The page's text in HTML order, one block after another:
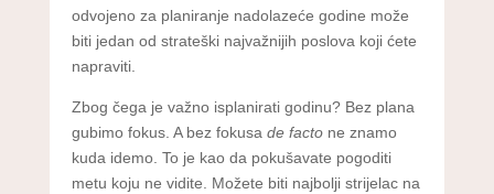
odvojeno za planiranje nadolazeće godine može
biti jedan od strateški najvažnijih poslova koji ćete
napraviti.
Zbog čega je važno isplanirati godinu? Bez plana
gubimo fokus. A bez fokusa de factone znamo
kuda idemo. To je kao da pokušavate pogoditi
metu koju ne vidite. Možete biti najbolji strijelac na